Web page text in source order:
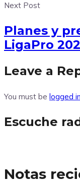
Next Post
Planes y
LigaPro
Leave a
You must be logged in
Escuche
Notas